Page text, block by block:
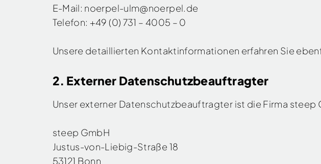
E-Mail: noerpel-ulm@noerpel.de
Telefon: +49 (0) 731 – 4005 – 0
Unsere detaillierten Kontaktinformationen erfahren Sie
2. Externer Datenschutzbeauftragter
Unser externer Datenschutzbeauftragter ist die Firma steep
steep GmbH
Justus-von-Liebig-Straße 18
53121 Bonn